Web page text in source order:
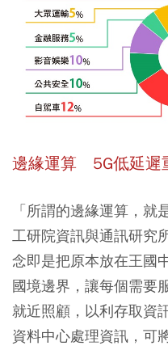
邊緣運算 5G低延遲
「所謂的邊緣運算，就
工研院資訊與通訊研究
念即是把原本放在王國
國境邊界，讓每個需要
就近照顧，以利存取資
資料中心處理資訊，可